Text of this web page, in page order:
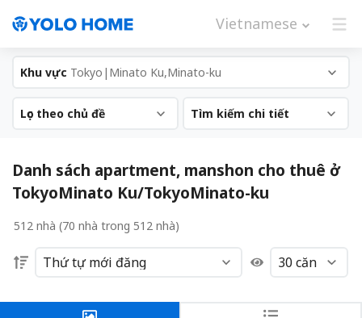
Vietnamese
Khu vực Tokyo|Minato Ku,Minato-ku
Lọc theo chủ đề Tìm kiếm chi tiết
Danh sách apartment, manshon cho thuê ở
TokyoMinato Ku/TokyoMinato-ku
512 nhà (70 nhà trong 512 nhà)